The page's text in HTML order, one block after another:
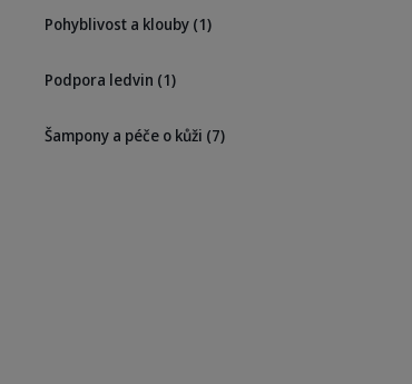
Pohyblivost a klouby (1)
Podpora ledvin (1)
Šampony a péče o kůži (7)